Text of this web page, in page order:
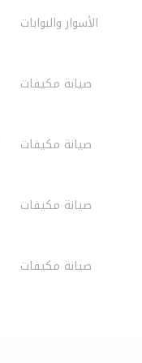
الأسوار والبوابات
صيانة مكيفات
صيانة مكيفات
صيانة مكيفات
صيانة مكيفات